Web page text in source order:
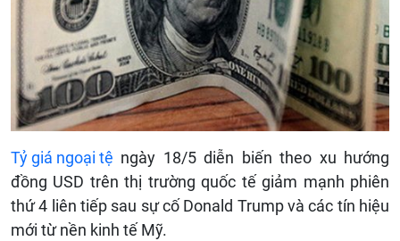
Tỷ giá ngoại tệ ngày 18/5 diễn biến theo xu hướng
đồng USD trên thị trường quốc tế giảm mạnh phiên
thứ 4 liên tiếp sau sự cố Donald Trump và các tín hiệu
mới từ nền kinh tế Mỹ.